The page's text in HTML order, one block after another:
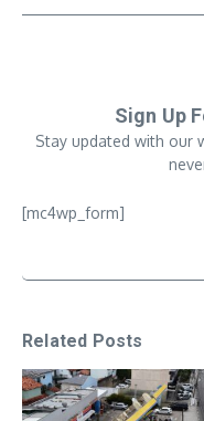
Sign Up
Stay updated with our
[mc4wp_form]
Related Posts